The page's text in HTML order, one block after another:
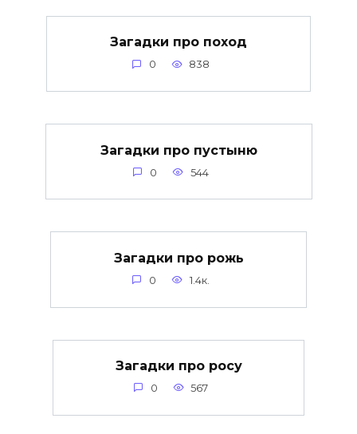
Загадки про поход
0 838
Загадки про пустыню
0 544
Загадки про рожь
0 1.4к.
Загадки про росу
0 567